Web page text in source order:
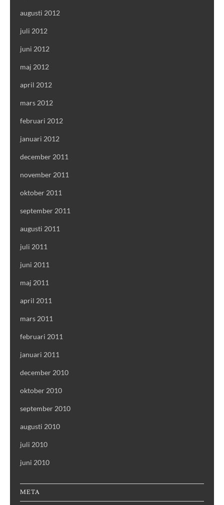
augusti 2012
juli 2012
juni 2012
maj 2012
april 2012
mars 2012
februari 2012
januari 2012
december 2011
november 2011
oktober 2011
september 2011
augusti 2011
juli 2011
juni 2011
maj 2011
april 2011
mars 2011
februari 2011
januari 2011
december 2010
oktober 2010
september 2010
augusti 2010
juli 2010
juni 2010
META